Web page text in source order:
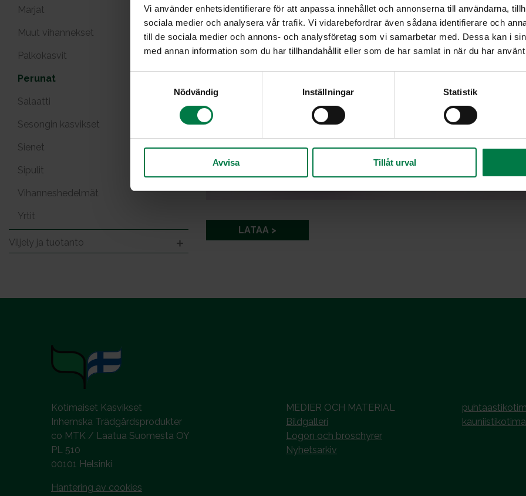
Vi använder enhetsidentifierare för att anpassa innehållet och annonserna till användarna,
sociala medier och analysera vår trafik. Vi vidarebefordrar även sådana identifierare och
till de sociala medier och annons- och analysföretag som vi samarbetar med. Dessa kan i
med annan information som du har tillhandahållit eller som de har samlat in när du har
s
l
Nödvändig Inställningar Statistik
Avvisa Tillåt urval
Marjat
Muut vihannekset
Palkokasvit
Perunat
Salaatti
Sesongin kasvikset
Sienet
Sipulit
Vihanneshedelmät
Yrtit
Viljely ja tuotanto
LATAA
Kotimaiset Kasvikset
Inhemska Trädgårdsprodukter
co MTK / Laatua Suomesta OY
PL 510
00101 Helsinki
Hantering av cookies
MEDIER OCH MATERIAL
Bildgalleri
Logon och broschyrer
Nyhetsarkiv